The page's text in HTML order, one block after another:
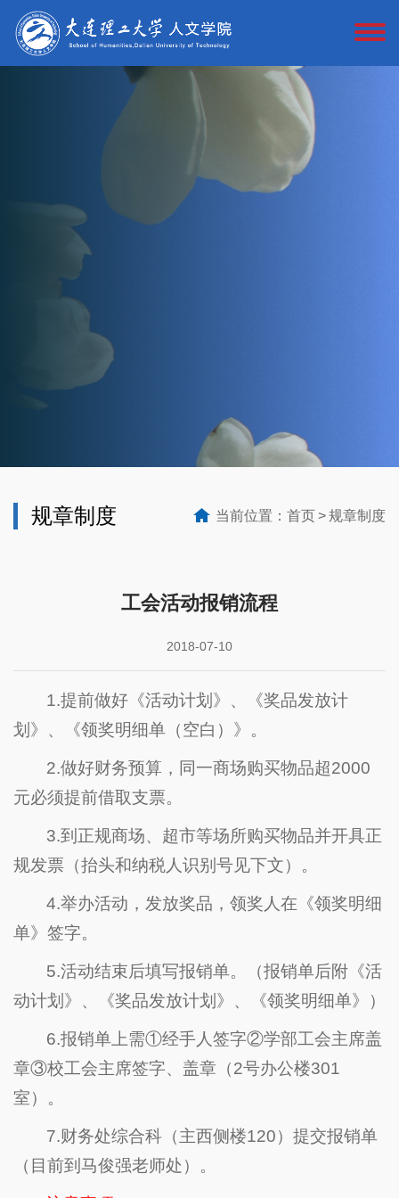
规章制度 当前位置： 首页 规章制度
工会活动报销流程
2018-07-10
1.提前做好《活动计划》、《奖品发放计
划》、《领奖明细单（空白）》。
2.做好财务预算，同一商场购买物品超2000
元必须提前借取支票。
3.到正规商场、超市等场所购买物品并开具正
规发票（抬头和纳税人识别号见下文）。
4.举办活动，发放奖品，领奖人在《领奖明细
单》签字。
5.活动结束后填写报销单。（报销单后附《活
动计划》、《奖品发放计划》、《领奖明细单》）
6.报销单上需①经手人签字②学部工会主席盖
章③校工会主席签字、盖章（2号办公楼301
室）。
7.财务处综合科（主西侧楼120）提交报销单
（目前到马俊强老师处）。